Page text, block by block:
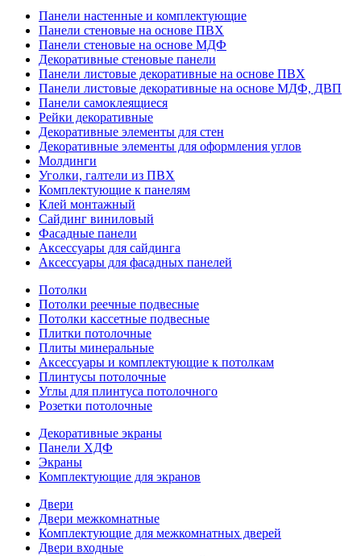
Панели настенные и комплектующие
Панели стеновые на основе ПВХ
Панели стеновые на основе МДФ
Декоративные стеновые панели
Панели листовые декоративные на основе ПВХ
Панели листовые декоративные на основе МДФ, ДВП
Панели самоклеящиеся
Рейки декоративные
Декоративные элементы для стен
Декоративные элементы для оформления углов
Молдинги
Уголки, галтели из ПВХ
Комплектующие к панелям
Клей монтажный
Сайдинг виниловый
Фасадные панели
Аксессуары для сайдинга
Аксессуары для фасадных панелей
Потолки
Потолки реечные подвесные
Потолки кассетные подвесные
Плитки потолочные
Плиты минеральные
Аксессуары и комплектующие к потолкам
Плинтусы потолочные
Углы для плинтуса потолочного
Розетки потолочные
Декоративные экраны
Панели ХДФ
Экраны
Комплектующие для экранов
Двери
Двери межкомнатные
Комплектующие для межкомнатных дверей
Двери входные